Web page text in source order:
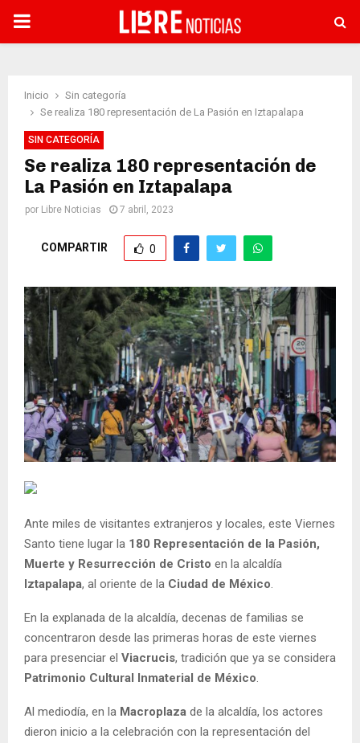
PRIMARY
Inicio
Sin categoría
Se realiza 180 representación de La Pasión en Iztapalapa
SIN CATEGORÍA
Se realiza 180 representación de
La Pasión en Iztapalapa
por Libre Noticias 7 abril, 2023
COMPARTIR 0
Ante miles de visitantes extranjeros y locales, este Viernes
Santo tiene lugar la 180 Representación de la Pasión,
Muerte y Resurrección de Cristo en la alcaldía
Iztapalapa, al oriente de la Ciudad de México.
En la explanada de la alcaldía, decenas de familias se
concentraron desde las primeras horas de este viernes
para presenciar el Viacrucis, tradición que ya se considera
Patrimonio Cultural Inmaterial de México.
Al mediodía, en la Macroplaza de la alcaldía, los actores
dieron inicio a la celebración con la representación del